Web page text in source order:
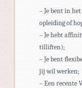
– Je bent in
opleiding of
– Je hebt
tilliften);
– Je bent
jij wil werken;
– Een recente